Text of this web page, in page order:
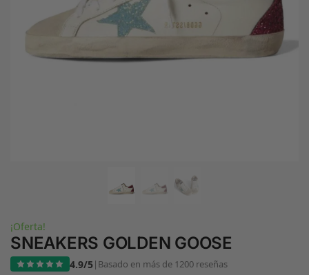
¡Oferta!
SNEAKERS GOLDEN GOOSE
4.9/5| Basado en más de 1200 reseñas